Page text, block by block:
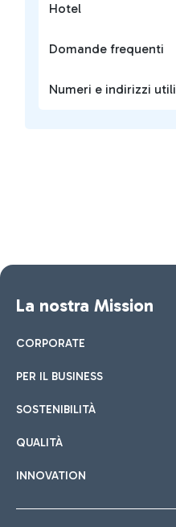
Hotel
Domande frequenti
Numeri e indirizzi utili
La nostra Mission
CORPORATE
PER IL BUSINESS
SOSTENIBILITÀ
QUALITÀ
INNOVATION